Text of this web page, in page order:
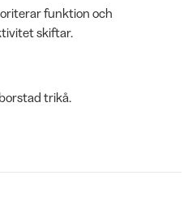
funktion och
skiftar.
trikå.